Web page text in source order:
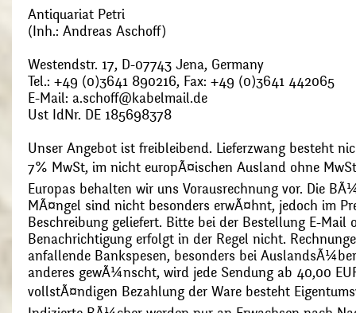
Antiquariat Petri
(Inh.: Andreas Aschoff)
Westendstr. 17, D-07743 Jena, Germany
Tel.: +49 (0)3641 890216, Fax: +49 (0)3641 442065
E-Mail: a.schoff@kabelmail.de
Ust IdNr. DE 185698378
Unser Angebot ist freibleibend. Lieferzwang besteht
7% MwSt, im nicht europÃ¤ischen Ausland ohne
Europas behalten wir uns Vorausrechnung vor. Die
MÃ¤ngel sind nicht besonders erwÃ¤hnt, jedoch im
Beschreibung geliefert. Bitte bei der Bestellung E-Mail
Benachrichtigung erfolgt in der Regel nicht.
anfallende Bankspesen, besonders bei
anderes gewÃ¼nscht, wird jede Sendung ab 40,00
vollstÃ¤ndigen Bezahlung der Ware besteht